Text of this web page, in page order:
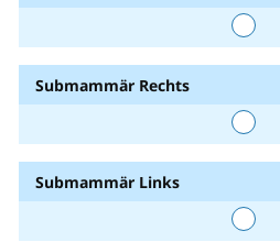
Submammär Rechts
Submammär Links